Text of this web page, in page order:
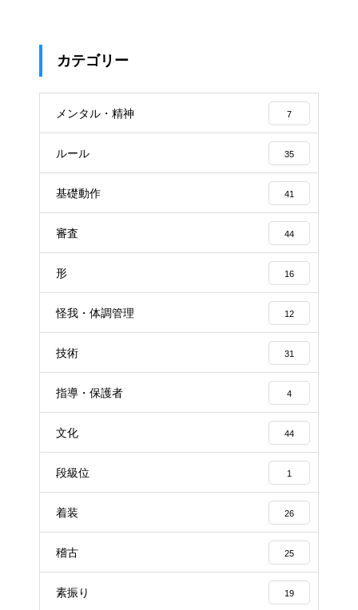
カテゴリー
メンタル・精神 7
ルール 35
基礎動作 41
審査 44
形 16
怪我・体調管理 12
技術 31
指導・保護者 4
文化 44
段級位 1
着装 26
稽古 25
素振り 19